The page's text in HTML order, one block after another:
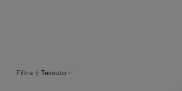
Filtra Tessuto